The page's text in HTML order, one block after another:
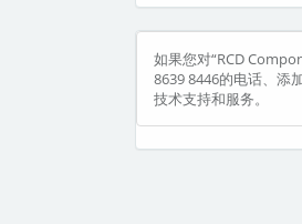
如果您对“RCD
8639 8446的电话、添
技术支持和服务。